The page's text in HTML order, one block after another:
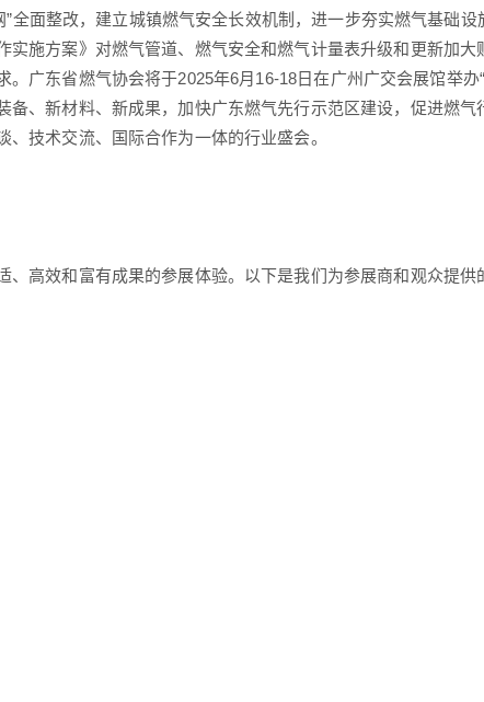
”全面整改，建立城镇燃气安全长效机制，进一步夯实燃气基础
实施方案》对燃气管道、燃气安全和燃气计量表升级和更新加
。广东省燃气协会将于2025年6月16-18日在广州广交会展馆举
备、新材料、新成果，加快广东燃气先行示范区建设，促进燃
、技术交流、国际合作为一体的行业盛会。
、高效和富有成果的参展体验。以下是我们为参展商和观众提供